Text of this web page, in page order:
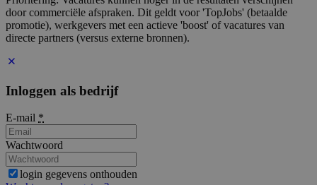
door commerciële afspraken. Dit geldt voor 'TopJobs' (betaalde
promotie), werkgevers met een actieve 'boost' of vacatures van
directe partners (versus externe bronnen).
Inloggen als bedrijf
E-mail *
Wachtwoord
login gegevens onthouden